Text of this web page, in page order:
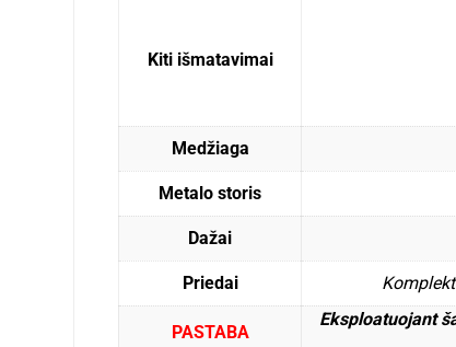
Kiti išmatavimai
Medžiaga
Metalo storis
Dažai
Priedai
PASTABA
Eksploatuojant